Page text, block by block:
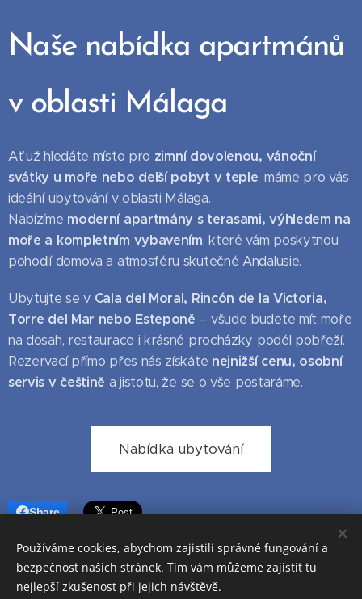
Naše nabídka apartmánů
v oblasti Málaga
Ať už hledáte místo pro zimní dovolenou, vánoční
svátky u moře nebo delší pobyt v teple, máme pro vás
ideální ubytování v oblasti Málaga.
Nabízíme moderní apartmány s terasami, výhledem na
moře a kompletním vybavením, které vám poskytnou
pohodlí domova a atmosféru skutečné Andalusie.
Ubytujte se v Cala del Moral, Rincón de la Victoria,
Torre del Mar nebo Esteponě – všude budete mít moře
na dosah, restaurace i krásné procházky podél pobřeží.
Rezervací přímo přes nás získáte nejnižší cenu, osobní
servis v češtině a jistotu, že se o vše postaráme.
Nabídka ubytování
Share
Používáme cookies, abychom zajistili správné fungování a
bezpečnost našich stránek. Tím vám můžeme zajistit tu
nejlepší zkušenost při jejich návštěvě.